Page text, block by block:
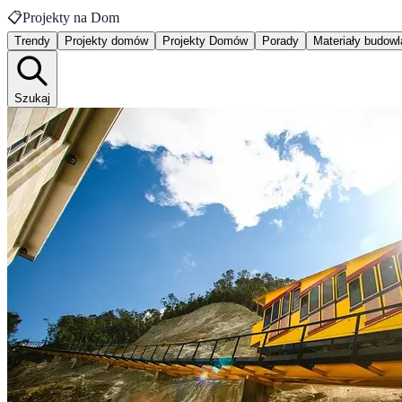
📋Projekty na Dom
Trendy Projekty domów Projekty Domów Porady Materiały
Szukaj